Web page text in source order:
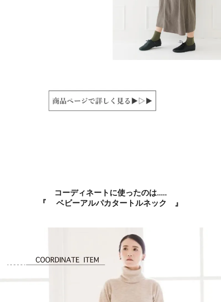
コーディネートに使ったのは.....
『 ベビーアルパカタートルネック
』